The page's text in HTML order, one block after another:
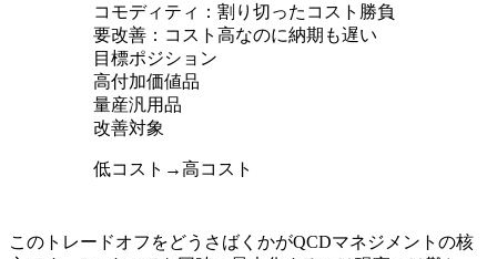
コモディティ：割り切ったコスト勝負
要改善：コスト高なのに納期も遅い
目標ポジション
高付加価値品
量産汎用品
改善対象
低コスト →高コスト
このトレードオフをどうさばくかがQCDマネジメントの核